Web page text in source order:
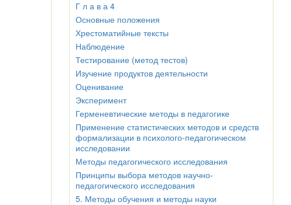
Г л а в а 4
Основные положения
Хрестоматийные тексты
Наблюдение
Тестирование (метод тестов)
Изучение продуктов деятельности
Оценивание
Эксперимент
Герменевтические методы в педагогике
Применение статистических методов и средств
формализации в психолого-педагогическом
исследовании
Методы педагогического исследования
Принципы выбора методов научно-
педагогического исследования
5. Методы обучения и методы науки